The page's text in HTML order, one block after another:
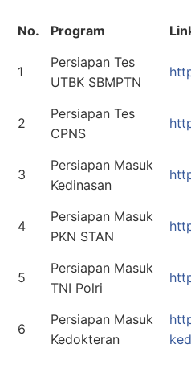
No. Program
1
Persiapan Tes
UTBK SBMPTN
2
Persiapan Tes
CPNS
3
Persiapan Masuk
Kedinasan
4
Persiapan Masuk
PKN STAN
5
Persiapan Masuk
TNI Polri
6
Persiapan Masuk
Kedokteran